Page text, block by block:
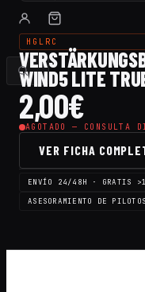
HGLRC
WIND5 LITE
2,00€
AGOTADO — CONSULTA
VER FICHA
ENVÍO 24/48H · GRATIS
ASESORAMIENTO DE PILOTOS